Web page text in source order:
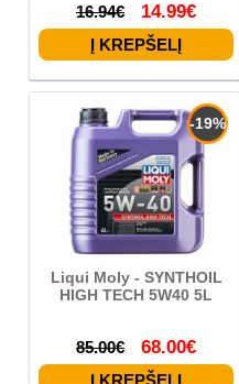
16.94€ 14.99€
-19%
Liqui Moly - SYNTHOIL
HIGH TECH 5W40 5L
85.00€ 68.00€